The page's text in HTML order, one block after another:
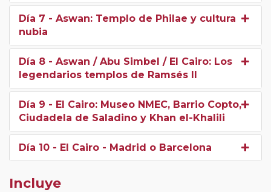
viaje donde cada instante es memorable y cada vista
es una postal viva del pasado faraónico y la vida a orillas
del Nilo.
Ofrecemos dos alternativas de Dahabeyya,
posiblemente de las más lujosas y exclusivas del Nilo, la
Dahabeyya Hadeely laDahabeyya Fedyyade la
cadena internacional Mövenpick: ambas con opción a
elegir en El Cairo, el hotelHilton MaadioFour
Seasons at The First Residence.
Día 7 - Aswan: Templo de Philae y cultura
nubia
Día 8 - Aswan / Abu Simbel / El Cairo: Los
legendarios templos de Ramsés II
Día 9 - El Cairo: Museo NMEC, Barrio Copto,
Ciudadela de Saladino y Khan el-Khalili
Día 10 - El Cairo - Madrid o Barcelona
Incluye